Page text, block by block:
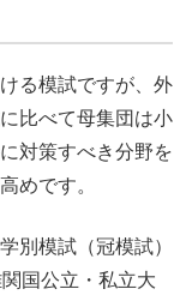
る模試ですが、外
比べて母集団は小
対策すべき分野を
めです。
別模試（冠模試）
国公立・私立大